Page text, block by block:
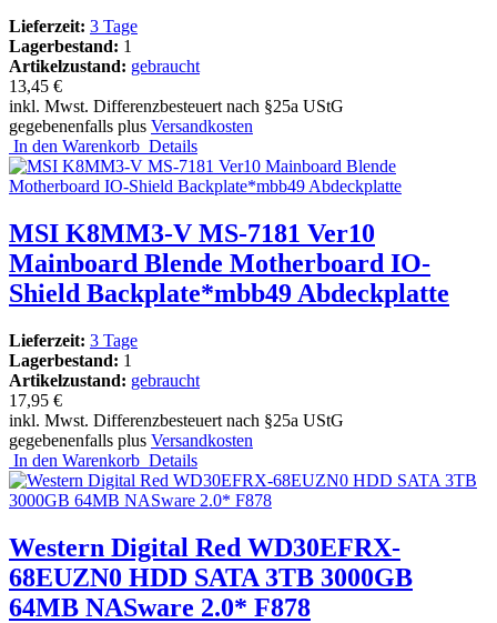
Lieferzeit: 3 Tage
Lagerbestand: 1
Artikelzustand: gebraucht
13,45 €
inkl. Mwst. Differenzbesteuert nach §25a UStG
gegebenenfalls plus Versandkosten
In den Warenkorb Details
MSI K8MM3-V MS-7181 Ver10
Mainboard Blende Motherboard IO-
Shield Backplate*mbb49 Abdeckplatte
Lieferzeit: 3 Tage
Lagerbestand: 1
Artikelzustand: gebraucht
17,95 €
inkl. Mwst. Differenzbesteuert nach §25a UStG
gegebenenfalls plus Versandkosten
In den Warenkorb Details
Western Digital Red WD30EFRX-
68EUZN0 HDD SATA 3TB 3000GB
64MB NASware 2.0* F878